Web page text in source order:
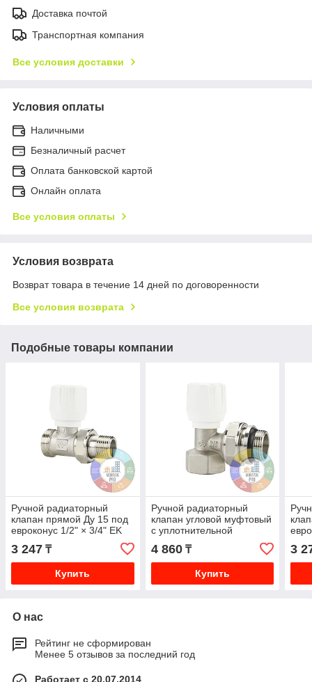
Доставка почтой
Транспортная компания
Все условия доставки
Условия оплаты
Наличными
Безналичный расчет
Оплата банковской картой
Онлайн оплата
Все условия оплаты
Условия возврата
Возврат товара в течение 14 дней по договоренности
Все условия возврата
Подобные товары компании
Ручной радиаторный
клапан прямой Ду 15 под
евроконус 1/2" × 3/4" EK
Varmega
3 247 ₸
Купить
Ручной радиаторный
клапан угловой муфтовый
с уплотнительной
резинкой Ду20 (3/4")
Varmega
4 860₸
Купить
3
О нас
Рейтинг не сформирован
Менее 5 отзывов за последний год
Работает с 20.07.2014